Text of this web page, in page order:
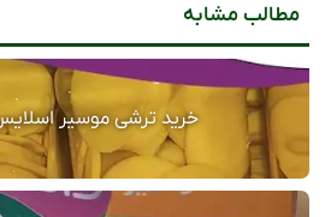
مطالب مشابه
خرید ترشی موسیر